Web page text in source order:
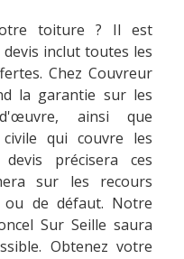
toiture ? Il est
inclut toutes les
Chez Couvreur
la garantie sur les
ainsi que
civile qui couvre les
précisera ces
sur les recours
de défaut. Notre
Sur Seille saura
Obtenez votre